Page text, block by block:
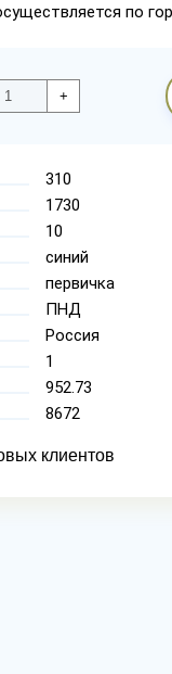
по
+
310
1730
10
синий
первичка
ПНД
Россия
1
952.73
8672
клиентов